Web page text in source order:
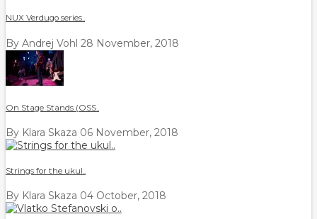
NUX Verdugo series..
By Andrej Vohl 28 November, 2018
On Stage Stands (OSS..
By Klara Skaza 06 November, 2018
Strings for the ukul..
By Klara Skaza 04 October, 2018